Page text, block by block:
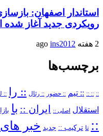
استاندار اصفهان:
رویکردی جدید آغاز
2 هفته ago ins2012
برچسب‌ها
::
:: :: :: تیم :: حضور :: رئال :: را ::
استقلال اصلی :: ایران :: با
:: تا ترکیب :: جدید خبر